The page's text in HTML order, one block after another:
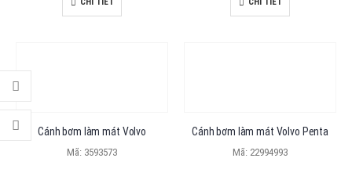
Cánh bơm làm mát Volvo
Mã: 3593573
Cánh bơm làm mát Volvo Penta
Mã: 22994993